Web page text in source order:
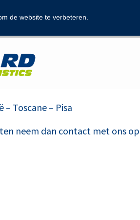
de website te verbeteren.
Toscane – Pisa
neem dan contact met ons